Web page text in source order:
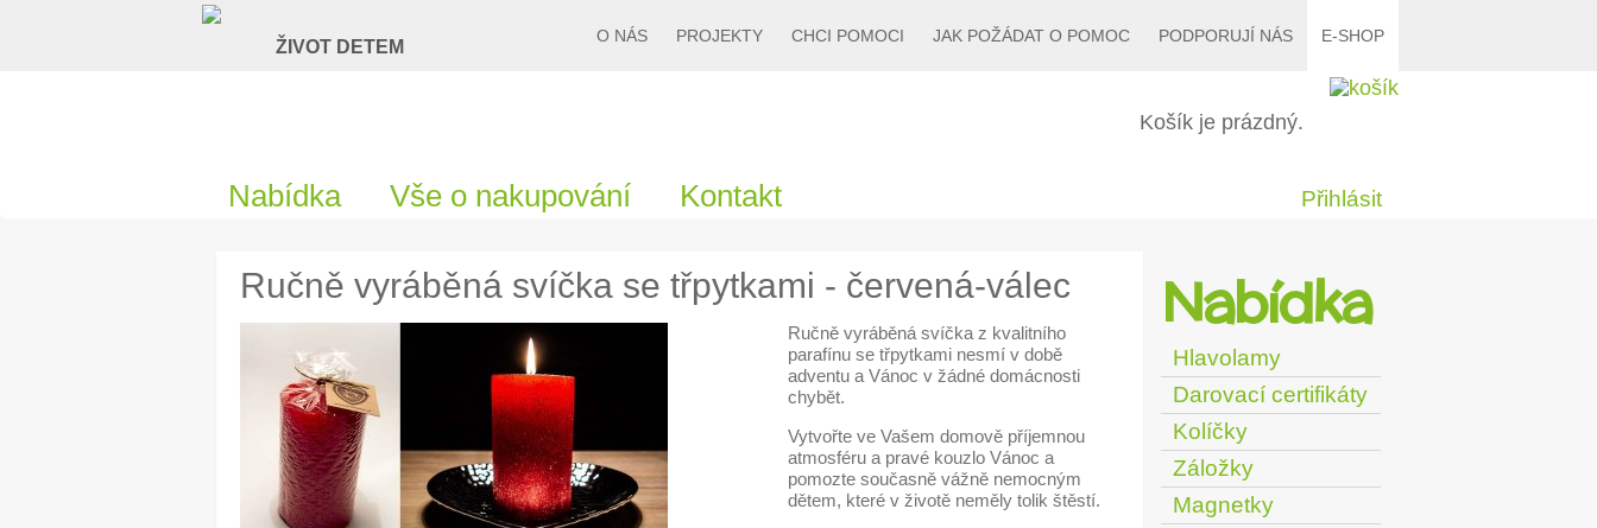
E-SHOP
PODPORUJÍ NÁS
JAK POŽÁDAT O POMOC
CHCI POMOCI
PROJEKTY
O NÁS
Košík je prázdný.
Nabídka Vše o nakupování Kontakt Přihlásit
Ručně vyráběná svíčka se třpytkami - červená-válec
Ručně vyráběná svíčka z kvalitního
parafínu se třpytkami nesmí v době
adventu a Vánoc v žádné domácnosti
chybět.
Vytvořte ve Vašem domově příjemnou
atmosféru a pravé kouzlo Vánoc a
pomozte současně vážně nemocným
dětem, které v životě neměly tolik štěstí.
Nabídka
Hlavolamy
Darovací certifikáty
Kolíčky
Záložky
Magnetky